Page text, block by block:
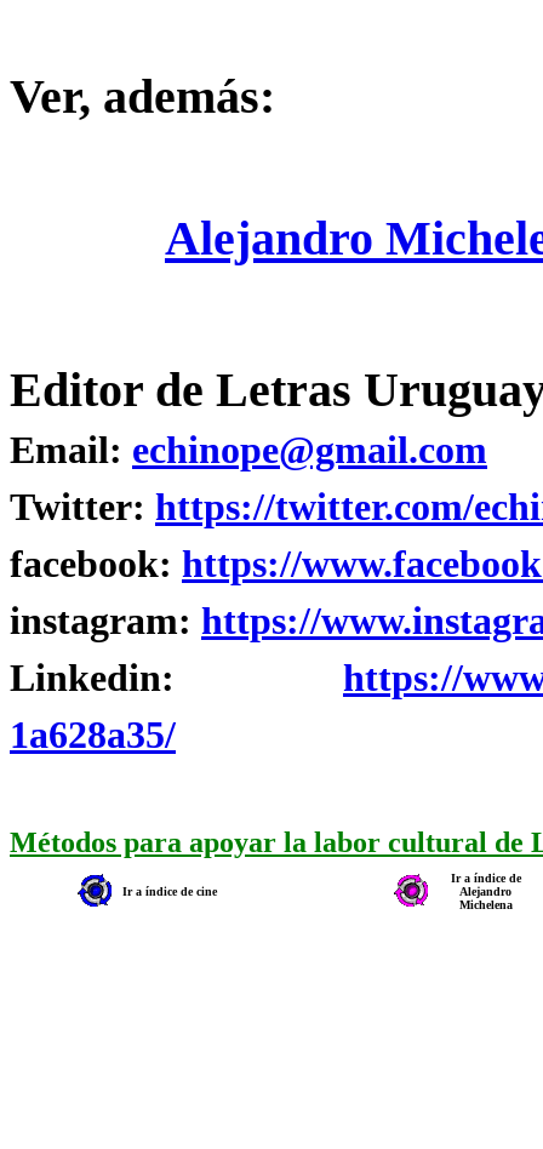
Ver, además:
Alejandro
Editor de Letras
Email: echinope@gmail.com
Twitter: https://twitter.com/
facebook: https://
instagram: https://
Linkedin: https://
1a628a35/
Métodos para apoyar la labor cultural de
Ir a índice de cine
Ir a índice de
Alejandro
Michelena